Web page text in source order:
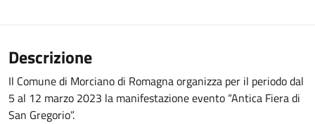
Descrizione
Il Comune di Morciano di Romagna organizza per il periodo dal
5 al 12 marzo 2023 la manifestazione evento “Antica Fiera di
San Gregorio”.